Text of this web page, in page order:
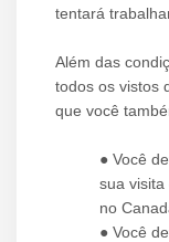
tentará
Além das
todos os vistos
que você
● Você
sua
no
● Você